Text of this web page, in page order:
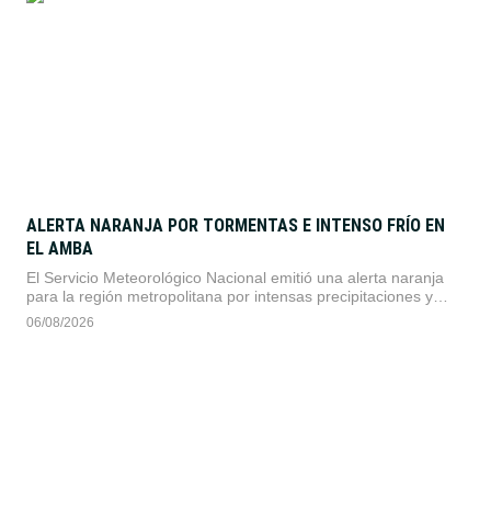
ALERTA NARANJA POR TORMENTAS E INTENSO FRÍO EN
EL AMBA
El Servicio Meteorológico Nacional emitió una alerta naranja
para la región metropolitana por intensas precipitaciones y
ráfagas de viento. Las condiciones mejorarán hacia el viernes,
06/08/2026